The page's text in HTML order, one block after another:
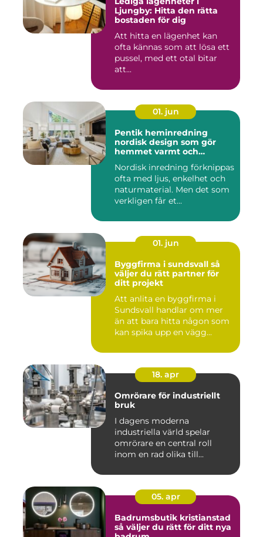
Ljungby: Hitta den rätta
bostaden för dig
Att hitta en lägenhet kan
ofta kännas som att lösa ett
pussel, med ett otal bitar
att...
01. jun
Pentik heminredning
nordisk design som gör
hemmet varmt och
Nordisk inredning förknippas
ofta med ljus, enkelhet och
naturmaterial. Men det som
verkligen får et...
01. jun
Byggfirma i sundsvall så
väljer du rätt partner för
ditt projekt
Att anlita en byggfirma i
Sundsvall handlar om mer
än att bara hitta någon som
kan spika upp en vägg...
18. apr
Omrörare för industriellt
bruk
I dagens moderna
industriella värld spelar
omrörare en central roll
inom en rad olika till...
05. apr
Badrumsbutik kristianstad
så väljer du rätt för ditt nya